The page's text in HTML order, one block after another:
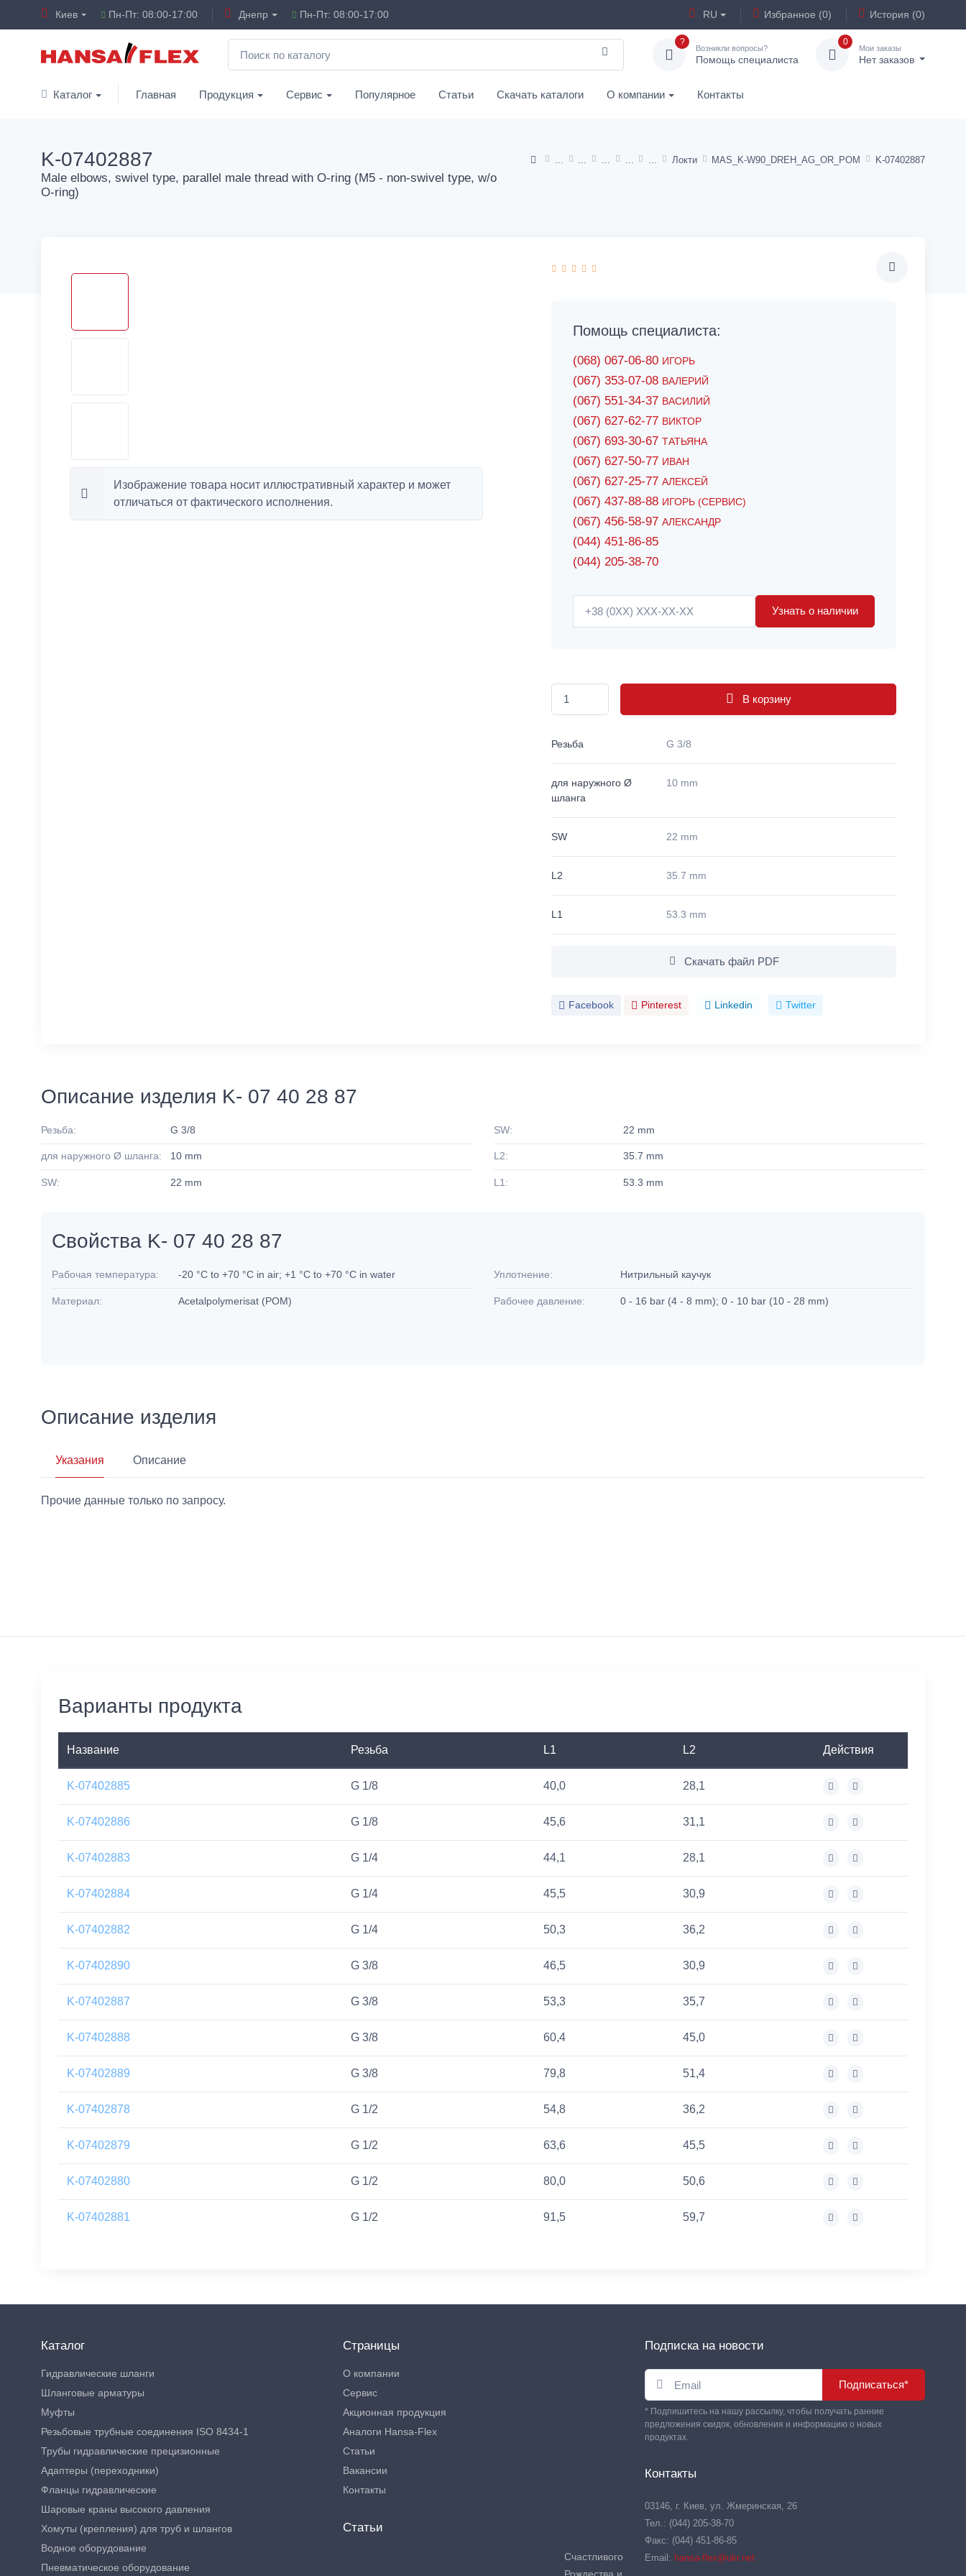
Киев Пн-Пт: 08:00-17:00 Днепр Пн-Пт: 08:00-17:00 RU Избранное (0) История (0)
?
Возникли вопросы?
Помощь специалиста
0
Мои заказы
Нет заказов
Каталог Главная Продукция Сервис Популярное Статьи Скачать каталоги О компании Контакты
Локти MAS_K-W90_DREH_AG_OR_POM K-07402887
K-07402887
Male elbows, swivel type, parallel male thread with O-ring (M5 - non-swivel type, w/o
O-ring)
Изображение товара носит иллюстративный характер и может
отличаться от фактического исполнения.
Помощь специалиста:
(068) 067-06-80 ИГОРЬ
(067) 353-07-08 ВАЛЕРИЙ
(067) 551-34-37 ВАСИЛИЙ
(067) 627-62-77 ВИКТОР
(067) 693-30-67 ТАТЬЯНА
(067) 627-50-77 ИВАН
(067) 627-25-77 АЛЕКСЕЙ
(067) 437-88-88 ИГОРЬ (СЕРВИС)
(067) 456-58-97 АЛЕКСАНДР
(044) 451-86-85
(044) 205-38-70
Узнать о наличии
В корзину
Резьба G 3/8
для наружного Ø
шланга
10 mm
SW 22 mm
L2 35.7 mm
L1 53.3 mm
Скачать файл PDF
Facebook Pinterest Linkedin Twitter
Описание изделия K- 07 40 28 87
Резьба: G 3/8
для наружного Ø шланга: 10 mm
SW: 22 mm
SW: 22 mm
L2: 35.7 mm
L1: 53.3 mm
Свойства K- 07 40 28 87
Рабочая температура: -20 °C to +70 °C in air; +1 °C to +70 °C in water
Материал: Acetalpolymerisat (POM)
Уплотнение: Нитрильный каучук
Рабочее давление: 0 - 16 bar (4 - 8 mm); 0 - 10 bar (10 - 28 mm)
Описание изделия
Указания Описание
Прочие данные только по запросу.
Варианты продукта
Название Резьба L1 L2 Действия
K-07402885 G 1/8 40,0 28,1
K-07402886 G 1/8 45,6 31,1
K-07402883 G 1/4 44,1 28,1
K-07402884 G 1/4 45,5 30,9
K-07402882 G 1/4 50,3 36,2
K-07402890 G 3/8 46,5 30,9
K-07402887 G 3/8 53,3 35,7
K-07402888 G 3/8 60,4 45,0
K-07402889 G 3/8 79,8 51,4
K-07402878 G 1/2 54,8 36,2
K-07402879 G 1/2 63,6 45,5
K-07402880 G 1/2 80,0 50,6
K-07402881 G 1/2 91,5 59,7
Каталог
Гидравлические шланги
Шланговые арматуры
Муфты
Резьбовые трубные соединения ISO 8434-1
Трубы гидравлические прецизионные
Адаптеры (переходники)
Фланцы гидравлические
Шаровые краны высокого давления
Хомуты (крепления) для труб и шлангов
Водное оборудование
Пневматическое оборудование
Страницы
О компании
Сервис
Акционная продукция
Аналоги Hansa-Flex
Статьи
Вакансии
Контакты
Статьи
Счастливого
Подписка на новости
Подписаться*
* Подпишитесь на нашу рассылку, чтобы получать ранние
предложения скидок, обновления и информацию о новых
продуктах.
Контакты
03146, г. Киев, ул. Жмеринская, 26
Тел.: (044) 205-38-70
Факс: (044) 451-86-85
Email: hansa-flex@ukr.net